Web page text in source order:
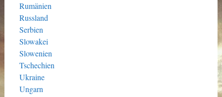
Rumänien
Russland
Serbien
Slowakei
Slowenien
Tschechien
Ukraine
Ungarn